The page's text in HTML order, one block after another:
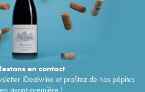
encontact
iDealwine et profitez de nos pépites
en avant-première !